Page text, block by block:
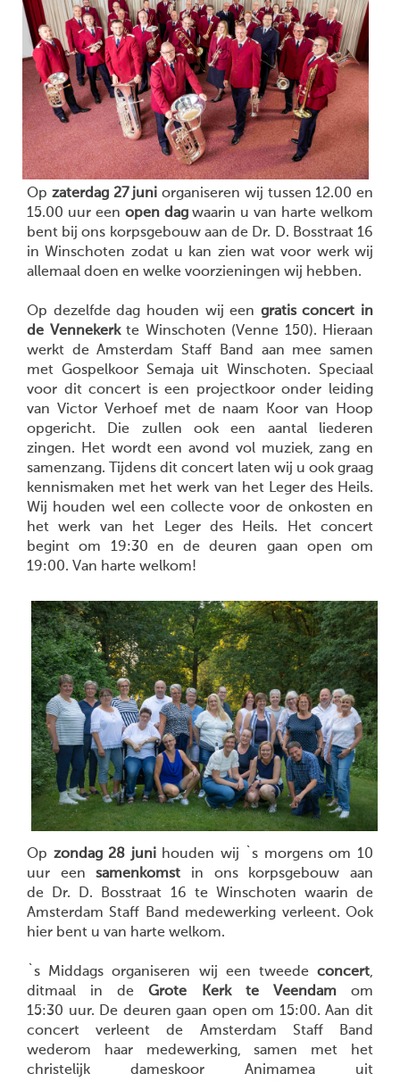
Op zaterdag 27 juni organiseren wij tussen 12.00 en
15.00 uur een open dagwaarin u van harte welkom
bent bij ons korpsgebouw aan de Dr. D. Bosstraat 16
in Winschoten zodat u kan zien wat voor werk wij
allemaal doen en welke voorzieningen wij hebben.
Op dezelfde dag houden wij een gratis concert in
de Vennekerkte Winschoten (Venne 150). Hieraan
werkt de Amsterdam Staff Band aan mee samen
met Gospelkoor Semaja uit Winschoten. Speciaal
voor dit concert is een projectkoor onder leiding
van Victor Verhoef met de naam Koor van Hoop
opgericht. Die zullen ook een aantal liederen
zingen. Het wordt een avond vol muziek, zang en
samenzang. Tijdens dit concert laten wij u ook graag
kennismaken met het werk van het Leger des Heils.
Wij houden wel een collecte voor de onkosten en
het werk van het Leger des Heils. Het concert
begint om 19:30 en de deuren gaan open om
19:00. Van harte welkom!
Op zondag 28 junihouden wij `s morgens om 10
uur eensamenkomst in ons korpsgebouw aan
de Dr. D. Bosstraat 16 te Winschoten waarin de
Amsterdam Staff Band medewerking verleent. Ook
hier bent u van harte welkom.
`s Middags organiseren wij een tweede concert,
ditmaal in deGrote Kerk te Veendamom
15:30 uur. De deuren gaan open om 15:00. Aan dit
concert verleent de Amsterdam Staff Band
wederom haar medewerking, samen met het
christelijk dameskoor Animamea uit